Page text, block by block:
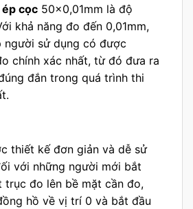
cọc 50×0,01mm là độ
khả năng đo đến 0,01mm,
người sử dụng có được
chính xác nhất, từ đó đưa ra
đắn trong quá trình thi
thiết kế đơn giản và dễ sử
với những người mới bắt
trục đo lên bề mặt cần đo,
hồ về vị trí 0 và bắt đầu